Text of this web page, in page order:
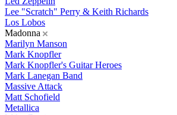
Lee "Scratch" Perry & Keith Richards
Los Lobos
Madonna
Marilyn Manson
Mark Knopfler
Mark Knopfler's Guitar Heroes
Mark Lanegan Band
Massive Attack
Matt Schofield
Metallica